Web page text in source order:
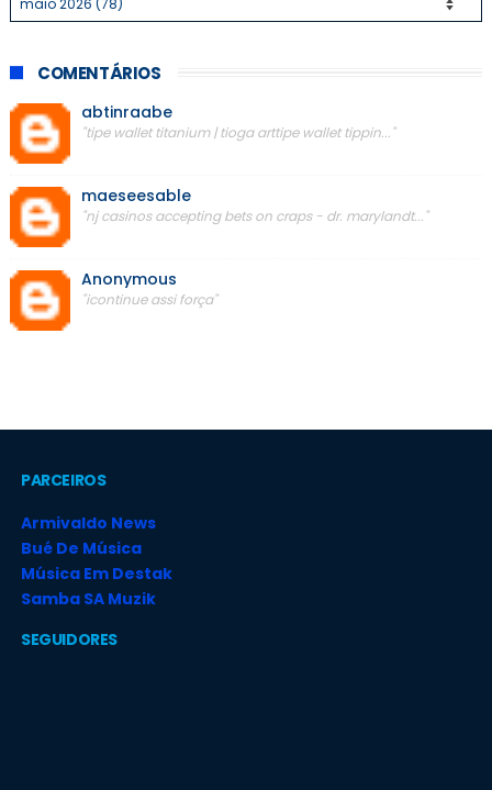
COMENTÁRIOS
abtinraabe
"tipe wallet titanium | tioga arttipe wallet tippin..."
maeseesable
"nj casinos accepting bets on craps - dr. marylandt..."
Anonymous
"icontinue assi força"
PARCEIROS
Armivaldo News
Bué De Música
Música Em Destak
Samba SA Muzik
SEGUIDORES